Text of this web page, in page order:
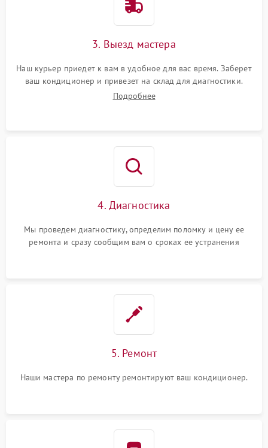
3. Выезд мастера
Наш курьер приедет к вам в удобное для вас время. Заберет
ваш кондиционер и привезет на склад для диагностики.
Подробнее
4. Диагностика
Мы проведем диагностику, определим поломку и цену ее
ремонта и сразу сообщим вам о сроках ее устранения
5. Ремонт
Наши мастера по ремонту ремонтируют ваш кондиционер.